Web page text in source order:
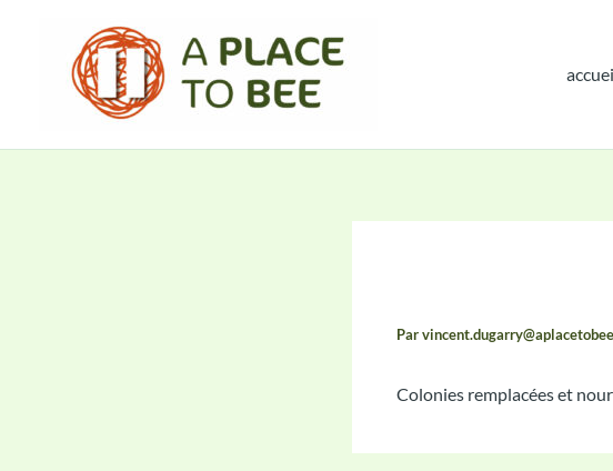
Par
Colonies remplacées et